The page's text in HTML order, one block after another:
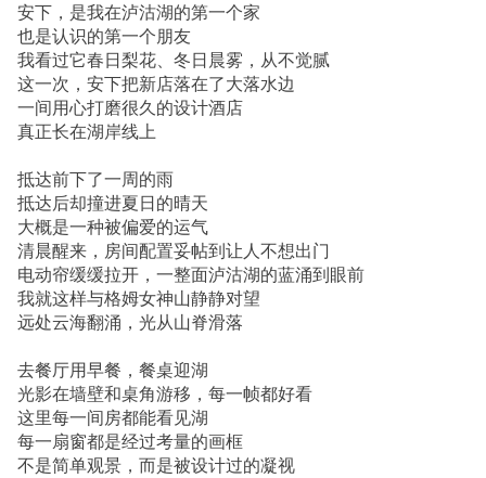
安下，是我在泸沽湖的第一个家
也是认识的第一个朋友
我看过它春日梨花、冬日晨雾，从不觉腻
这一次，安下把新店落在了大落水边
一间用心打磨很久的设计酒店
真正长在湖岸线上
抵达前下了一周的雨
抵达后却撞进夏日的晴天
大概是一种被偏爱的运气
清晨醒来，房间配置妥帖到让人不想出门
电动帘缓缓拉开，一整面泸沽湖的蓝涌到眼前
我就这样与格姆女神山静静对望
远处云海翻涌，光从山脊滑落
去餐厅用早餐，餐桌迎湖
光影在墙壁和桌角游移，每一帧都好看
这里每一间房都能看见湖
每一扇窗都是经过考量的画框
不是简单观景，而是被设计过的凝视